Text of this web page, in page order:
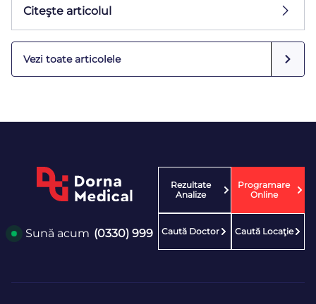
Citeşte articolul
Vezi toate articolele
Sună acum (0330) 999
Rezultate
Analize
Programare
Online
Caută Doctor Caută Locaţie